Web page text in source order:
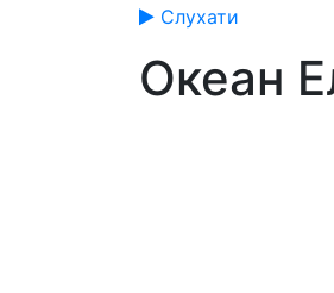
Слухати
Океан